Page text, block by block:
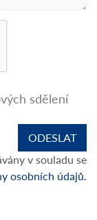
sdělení
v souladu se
osobních údajů.